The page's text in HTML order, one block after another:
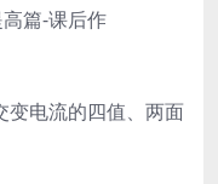
篇-课后作
变电流的四值、两面